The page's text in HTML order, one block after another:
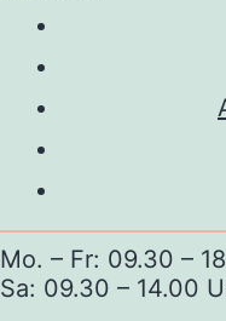
Mo. – Fr: 09.30 –
Sa: 09.30 – 14.00